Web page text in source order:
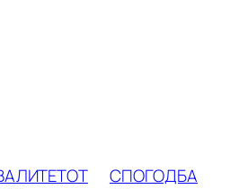
СПОГОДБА